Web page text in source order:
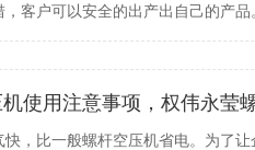
客户可以安全的出产出自己的产品
使用注意事项，权伟永莹
，比一般螺杆空压机省电。为了